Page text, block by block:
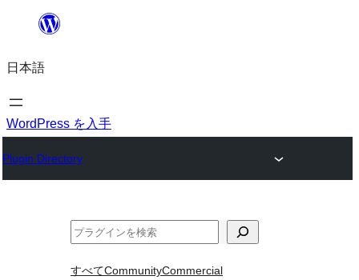
を
ス
キ
プ
日本語
WordPress を入手
Plugin Directory
検
すべてCommunityCommercial